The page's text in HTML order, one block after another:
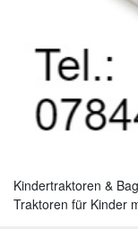
Kindertraktoren &
Traktoren für Kinder